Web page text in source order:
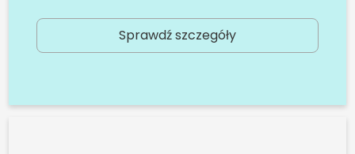
Sprawdź szczegóły